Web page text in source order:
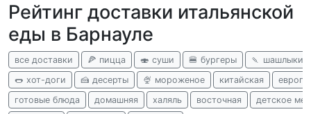
Рейтинг доставки итальянской
еды в Барнауле
все доставки 🍕 пицца 🍣 суши 🍔 бургеры
🍡 шашлыки
🌭 хот-доги
🍰 десерты 🍨 мороженое китайская
готовые блюда
домашняя халяль восточная
детское